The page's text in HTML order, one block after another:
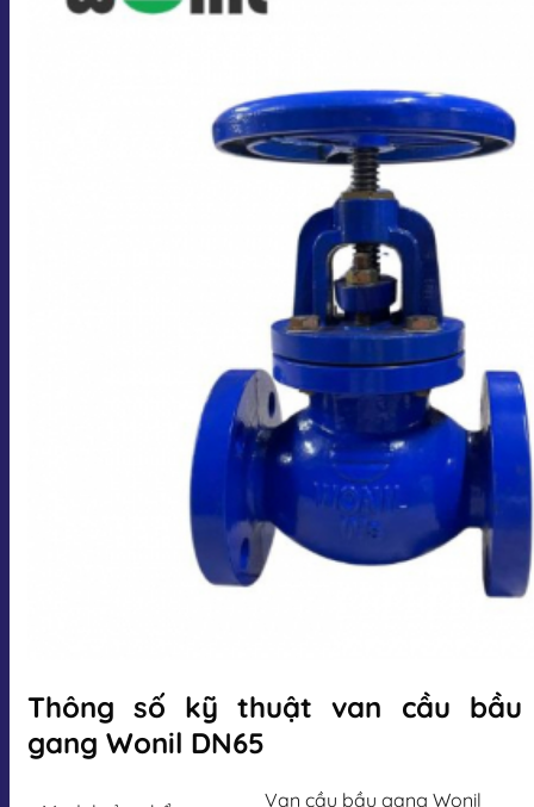
Thông số kỹ thuật van cầu bầu
gang Wonil DN65
Van cầu bầu gang Wonil